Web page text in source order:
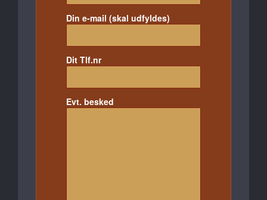
Din e-mail (skal udfyldes)
Dit Tlf.nr
Evt. besked